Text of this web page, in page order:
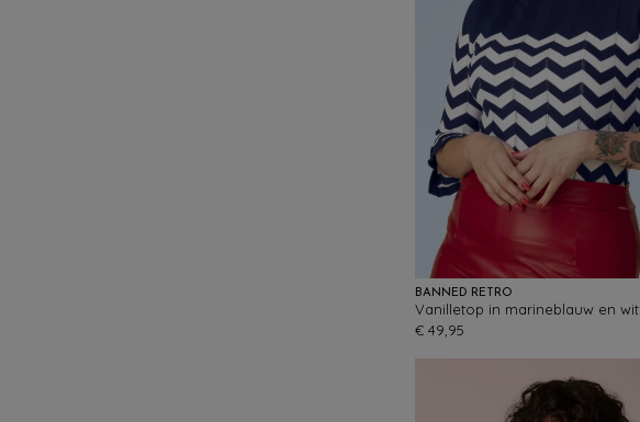
BANNED RETRO
Vanilletop in marineblauw en wit
€ 49,95